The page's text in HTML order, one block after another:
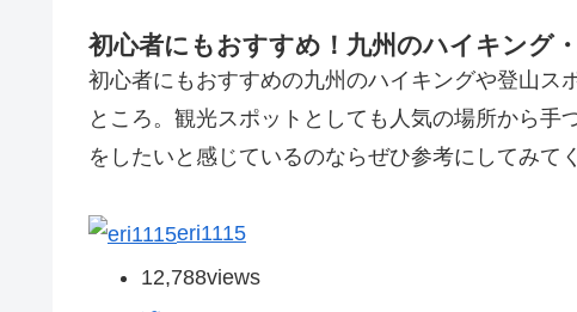
初心者にもおすすめ！九州のハイキング
初心者にもおすすめの九州のハイキングや登山ス
ところ。観光スポットとしても人気の場所から
をしたいと感じているのならぜひ参考にしてみて
eri1115
12,788views